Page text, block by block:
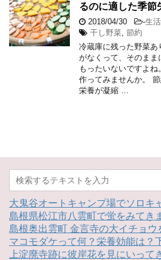
るのに適した季節
2018/04/30 -生活
干し野菜 節約
冷蔵庫に残った野菜あ
がなくって、そのまま
もったいないですよ
作ってみませんか。
栄養が凝縮 …
大鬼谷オートキャンプ場でソロキ
島根県松江市八雲町で蛍をみてき
島根奥出雲町 金言寺の大イチョウ
マコモダケって何？栄養効能は？
上淀廃寺跡に彼岸花を見にいって